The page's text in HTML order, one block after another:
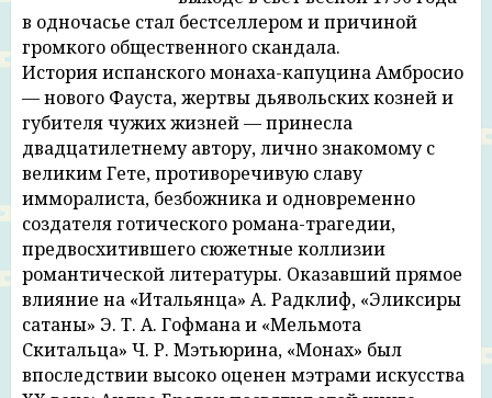
021-monakh-
17:50
022-monakh-
023-monakh-
29:31
024-monakh-
025-monakh-
026-monakh-
20:08
027-monakh-
028-monakh-
26:02
029-monakh-
в одночасье стал бестселлером и причиной
громкого общественного скандала.
История испанского монаха-капуцина Амбросио
— нового Фауста, жертвы дьявольских козней и
губителя чужих жизней — принесла
двадцатилетнему автору, лично знакомому с
великим Гете, противоречивую славу
имморалиста, безбожника и одновременно
создателя готического романа-трагедии,
предвосхитившего сюжетные коллизии
романтической литературы. Оказавший прямое
влияние на «Итальянца» А. Радклиф, «Эликсиры
сатаны» Э. Т. А. Гофмана и «Мельмота
Скитальца» Ч. Р. Мэтьюрина, «Монах» был
впоследствии высоко оценен мэтрами искусства